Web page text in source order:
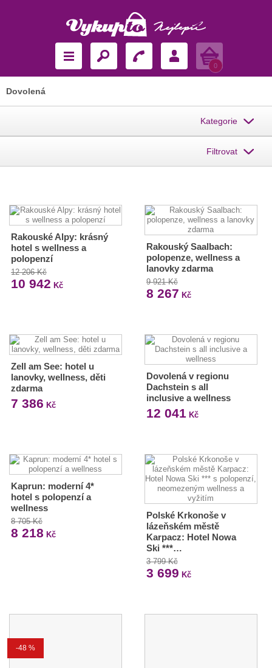
Košík
0
Dovolená
Kategorie
Filtrovat
Rakouské Alpy: krásný
hotel s wellness a
polopenzí
12 206 Kč
10 942 Kč
Rakouský Saalbach:
polopenze, wellness a
lanovky zdarma
9 921 Kč
8 267 Kč
Zell am See: hotel u
lanovky, wellness, děti
zdarma
7 386 Kč
Dovolená v regionu
Dachstein s all
inclusive a wellness
12 041 Kč
Kaprun: moderní 4*
hotel s polopenzí a
wellness
8 705 Kč
8 218 Kč
Polské Krkonoše v
lázeňském městě
Karpacz: Hotel Nowa
Ski ***…
3 799 Kč
3 699 Kč
-48 %